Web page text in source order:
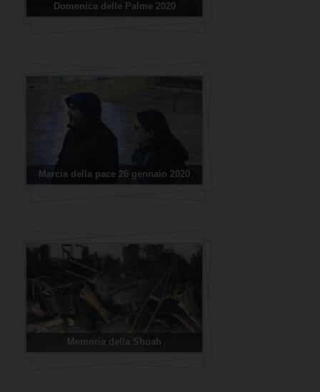
Domenica delle Palme 2020
Marcia della pace 26 gennaio 2020
Memoria della Shoah